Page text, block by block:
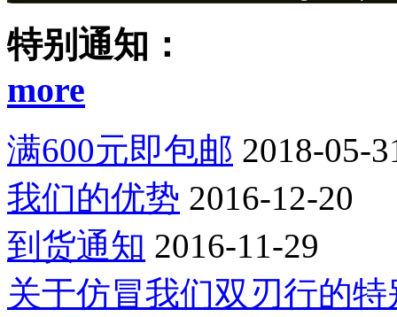
特别通知：
more
满600元即包邮 2018-05-
我们的优势 2016-12-20
到货通知 2016-11-29
关于仿冒我们双刃行的